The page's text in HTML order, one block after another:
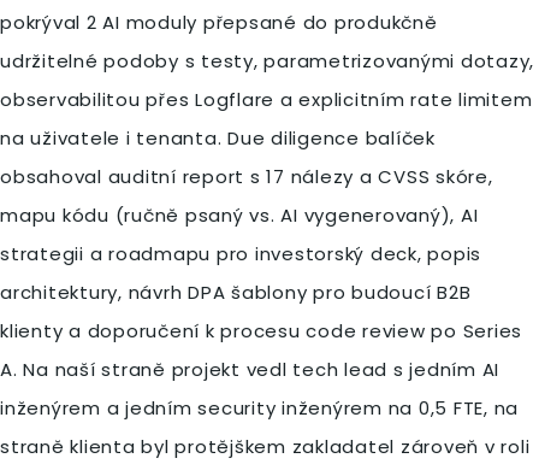
pokrýval 2 AI moduly přepsané do produkčně
udržitelné podoby s testy, parametrizovanými dotazy,
observabilitou přes Logflare a explicitním rate limitem
na uživatele i tenanta. Due diligence balíček
obsahoval auditní report s 17 nálezy a CVSS skóre,
mapu kódu (ručně psaný vs. AI vygenerovaný), AI
strategii a roadmapu pro investorský deck, popis
architektury, návrh DPA šablony pro budoucí B2B
klienty a doporučení k procesu code review po Series
A. Na naší straně projekt vedl tech lead s jedním AI
inženýrem a jedním security inženýrem na 0,5 FTE, na
straně klienta byl protějškem zakladatel zároveň v roli